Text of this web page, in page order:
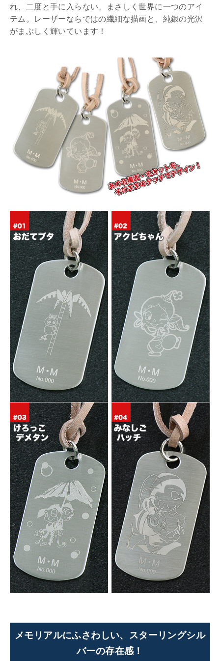
れ、二度と手に入らない、まさしく世界に一つのアイ
テム。レーザーならではの繊細な描画と、純銀の光沢
がまぶしく輝いています！
メモリアルにふさわしい、スターリングシル
バーの存在感！